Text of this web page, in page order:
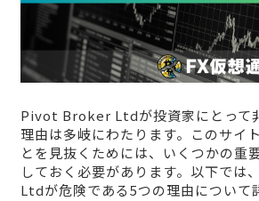
Pivot Broker Ltdが投資家にとって
理由は多岐にわたります。このサイ
とを見抜くためには、いくつかの重
しておく必要があります。以下で
Ltdが危険である5つの理由について